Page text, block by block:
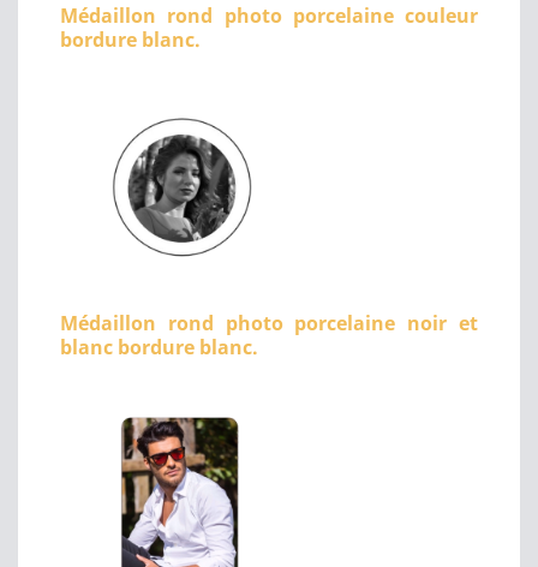
Médaillon rond photo porcelaine couleur
bordure blanc.
Médaillon rond photo porcelaine noir et
blanc bordure blanc.